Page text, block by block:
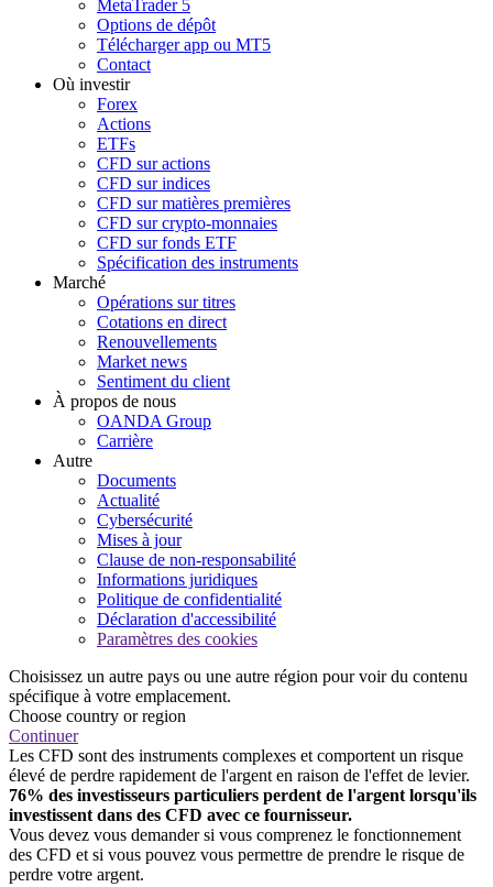
MetaTrader 5
Options de dépôt
Télécharger app ou MT5
Contact
Où investir
Forex
Actions
ETFs
CFD sur actions
CFD sur indices
CFD sur matières premières
CFD sur crypto-monnaies
CFD sur fonds ETF
Spécification des instruments
Marché
Opérations sur titres
Cotations en direct
Renouvellements
Market news
Sentiment du client
À propos de nous
OANDA Group
Carrière
Autre
Documents
Actualité
Cybersécurité
Mises à jour
Clause de non-responsabilité
Informations juridiques
Politique de confidentialité
Déclaration d'accessibilité
Paramètres des cookies
Choisissez un autre pays ou une autre région pour voir du contenu
spécifique à votre emplacement.
Choose country or region
Continuer
Les CFD sont des instruments complexes et comportent un risque
élevé de perdre rapidement de l'argent en raison de l'effet de levier.
76% des investisseurs particuliers perdent de l'argent lorsqu'ils
investissent dans des CFD avec ce fournisseur.
Vous devez vous demander si vous comprenez le fonctionnement
des CFD et si vous pouvez vous permettre de prendre le risque de
perdre votre argent.